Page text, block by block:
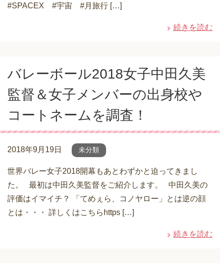
#SPACEX #宇宙 #月旅行 […]
続きを読む
バレーボール2018女子中田久美
監督＆女子メンバーの出身校や
コートネームを調査！
2018年9月19日 未分類
世界バレー女子2018開幕もあとわずかと迫ってきまし
た。 最初は中田久美監督をご紹介します。 中田久美の
評価はイマイチ？ 「てめぇら、コノヤロー」とは逆の顔
とは・・・ 詳しくはこちらhttps […]
続きを読む